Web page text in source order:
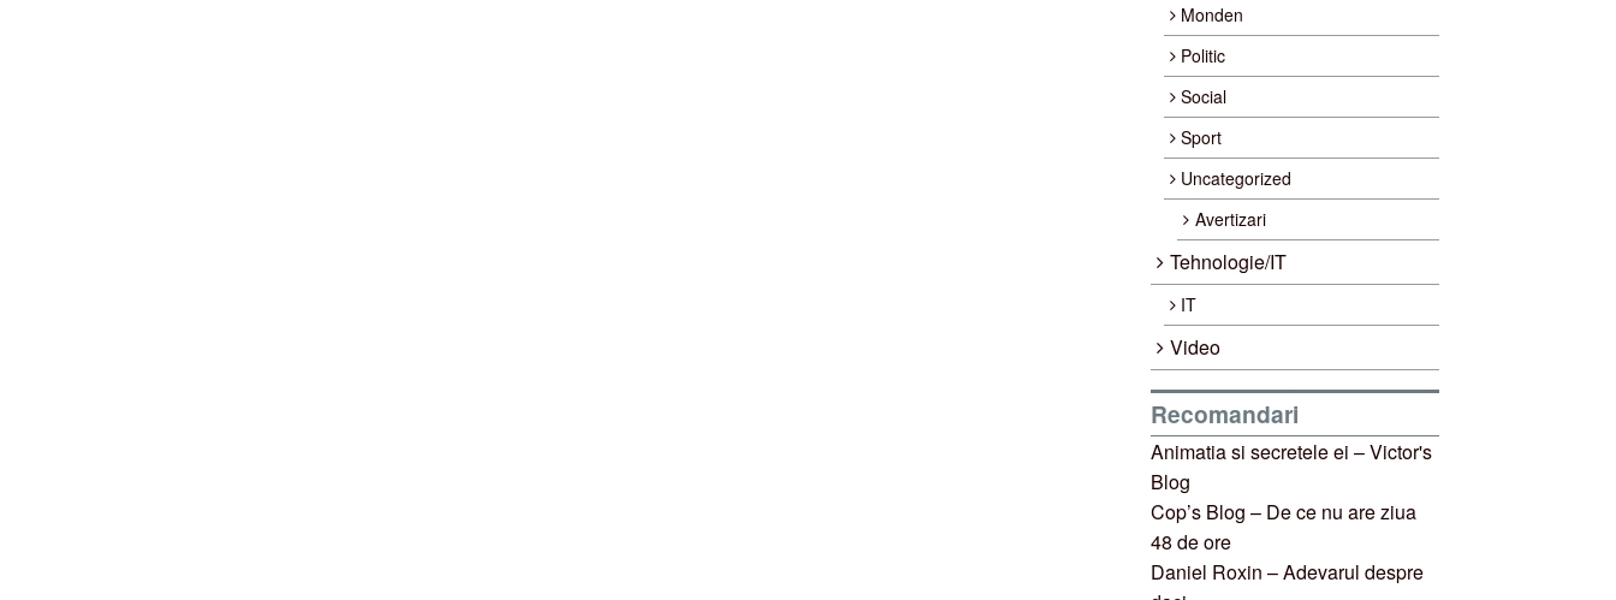
Monden
Politic
Social
Sport
Uncategorized
Avertizari
Tehnologie/IT
IT
Video
Recomandari
Animatia si secretele ei – Victor's
Blog
Cop’s Blog – De ce nu are ziua
48 de ore
Daniel Roxin – Adevarul despre